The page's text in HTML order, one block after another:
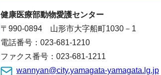
健康医療部動物愛護センター
〒990-0894 山形市大字船町1030－1
電話番号： 023-681-1210
ファクス番号：023-681-1211
wannyan@city.yamagata-yamagata.lg.jp